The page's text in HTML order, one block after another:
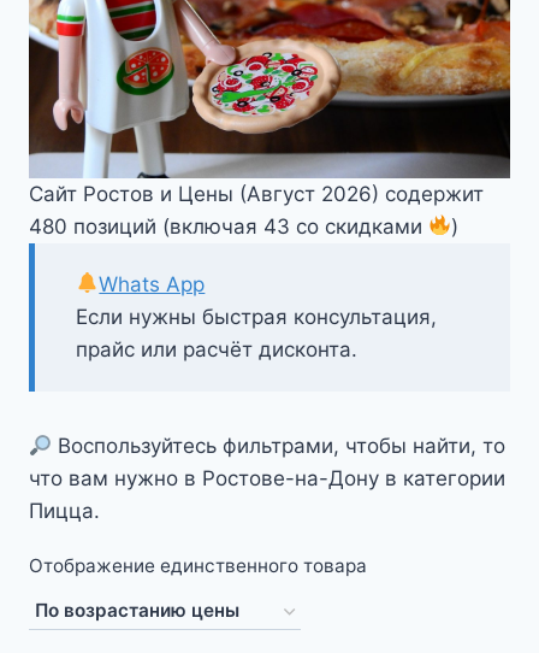
Сайт Ростов и Цены (Август 2026) содержит
480 позиций (включая 43 со скидками
)
Если нужны быстрая консультация,
прайс или расчёт дисконта.
Whats App
Воспользуйтесь фильтрами, чтобы найти, то
что вам нужно в Ростове-на-Дону в категории
Пицца.
Отображение единственного товара